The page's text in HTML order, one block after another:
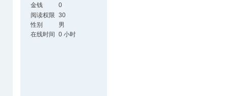
金钱
0
阅读权限 30
性别
男
在线时间
0 小时